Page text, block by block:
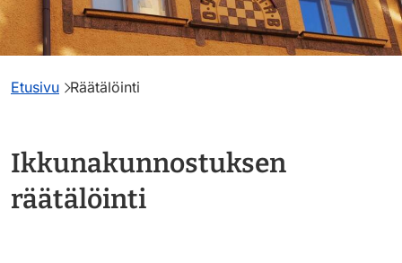
Etusivu Räätälöinti
Ikkunakunnostuksen
räätälöinti